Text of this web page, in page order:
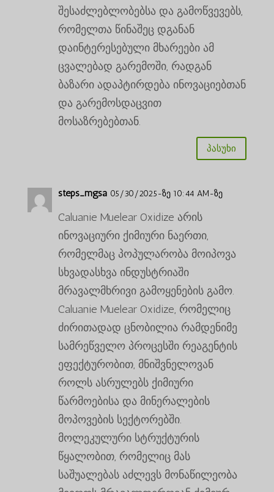
შესაძლებლობებსა და გამოწვევებს,
რომელთა წინაშეც დგანან
დაინტერესებული მხარეები ამ
ცვალებად გარემოში, რადგან
ბაზარი ადაპტირდება ინოვაციებთან
და გარემოსდაცვით
მოსაზრებებთან.
პასუხი
steps_mgsa 05/30/2025-ზე 10:44 AM-ზე
Caluanie Muelear Oxidize არის
ინოვაციური ქიმიური ნაერთი,
რომელმაც პოპულარობა მოიპოვა
სხვადასხვა ინდუსტრიაში
მრავალმხრივი გამოყენების გამო.
Caluanie Muelear Oxidize, რომელიც
ძირითადად ცნობილია რამდენიმე
სამრეწველო პროცესში რეაგენტის
ეფექტურობით, მნიშვნელოვან
როლს ასრულებს ქიმიური
წარმოებისა და მინერალების
მოპოვების სექტორებში.
მოლეკულური სტრუქტურის
წყალობით, რომელიც მას
საშუალებას აძლევს მონაწილეობა